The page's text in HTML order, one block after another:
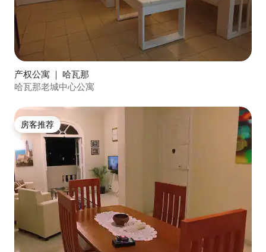
产权公寓 ｜ 哈瓦那
哈瓦那老城中心公寓
房客推荐
房客推荐